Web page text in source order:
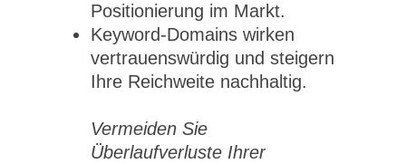
Positionierung im Markt.
Keyword-Domains wirken
vertrauenswürdig und steigern
Ihre Reichweite nachhaltig.
Vermeiden Sie
Überlaufverluste Ihrer